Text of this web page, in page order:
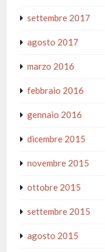
settembre 2017
agosto 2017
marzo 2016
febbraio 2016
gennaio 2016
dicembre 2015
novembre 2015
ottobre 2015
settembre 2015
agosto 2015